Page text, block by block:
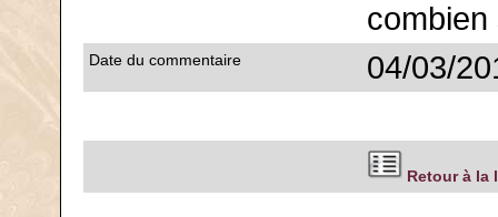
Date du commentaire 04/03/
Retour à la